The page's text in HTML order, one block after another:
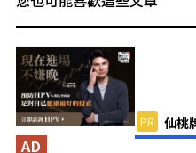
AD
PR 仙桃